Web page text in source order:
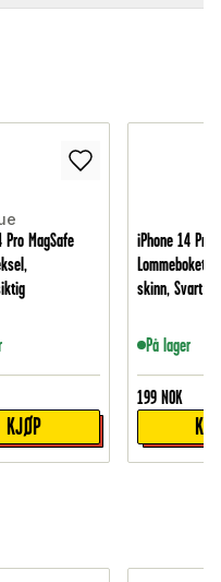
Pro MagSafe
KJØP
iPhone 14 Pro
skinn, Svart
På lager
199 NOK